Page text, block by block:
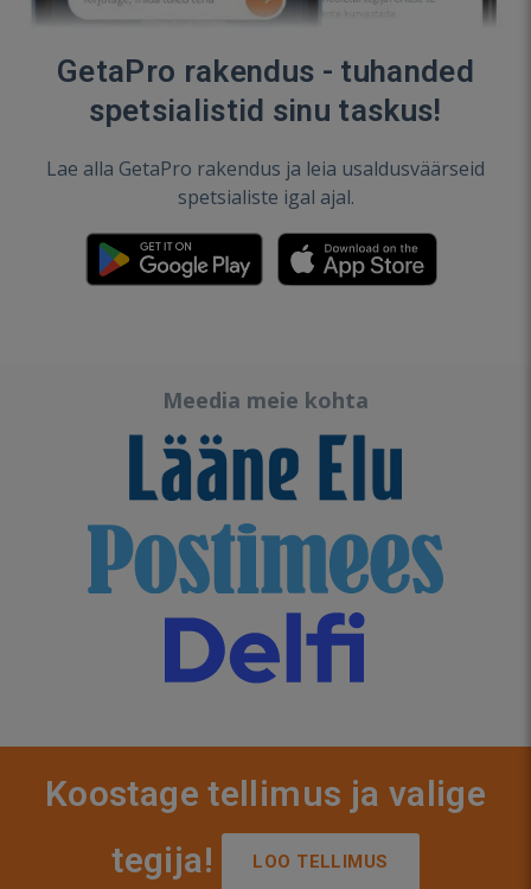
GetaPro rakendus - tuhanded
spetsialistid sinu taskus!
Lae alla GetaPro rakendus ja leia usaldusväärseid
spetsialiste igal ajal.
Meedia meie kohta
Koostage tellimus ja valige
tegija!
LOO TELLIMUS